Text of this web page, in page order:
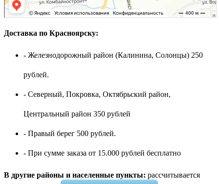
Доставка по Красноярску:
- Железнодорожный район (Калинина, Солонцы) 250
рублей.
- Северный, Покровка, Октябрьский район,
Центральный район 350 рублей
- Правый берег 500 рублей.
- При сумме заказа от 15.000 рублей бесплатно
В другие районы и населенные пункты: рассчитывается